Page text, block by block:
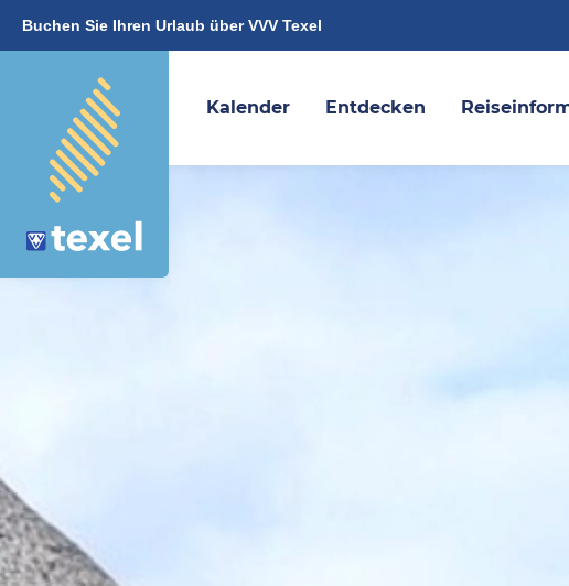
Buchen Sie Ihren Urlaub über VVV Texel
Kalender Entdecken